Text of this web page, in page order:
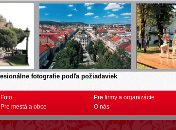
fotografie podľa požiadaviek
Foto
Pre mestá a obce
Pre firmy a organizácie
O nás